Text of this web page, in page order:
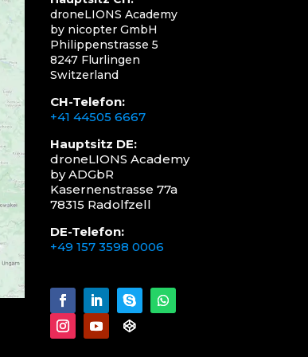
droneLIONS Academy
by nicopter GmbH
Philippenstrasse 5
8247 Flurlingen
Switzerland
CH-Telefon:
+41 44505 6667
Hauptsitz DE:
droneLIONS Academy
by ADGbR
Kasernenstrasse 77a
78315 Radolfzell
DE-Telefon:
+49 157 3598 0006